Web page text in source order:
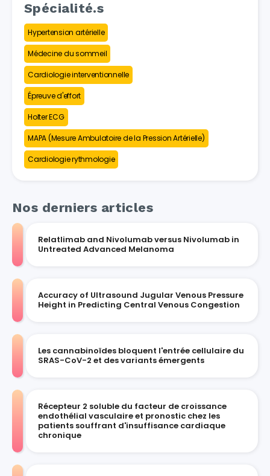
Spécialité.s
Hypertension artérielle
Médecine du sommeil
Cardiologie interventionnelle
Épreuve d'effort
Holter ECG
MAPA (Mesure Ambulatoire de la Pression Artérielle)
Cardiologie rythmologie
Nos derniers articles
Relatlimab and Nivolumab versus Nivolumab in
Untreated Advanced Melanoma
Accuracy of Ultrasound Jugular Venous Pressure
Height in Predicting Central Venous Congestion
Les cannabinoïdes bloquent l'entrée cellulaire du
SRAS-CoV-2 et des variants émergents
Récepteur 2 soluble du facteur de croissance
endothélial vasculaire et pronostic chez les
patients souffrant d'insuffisance cardiaque
chronique